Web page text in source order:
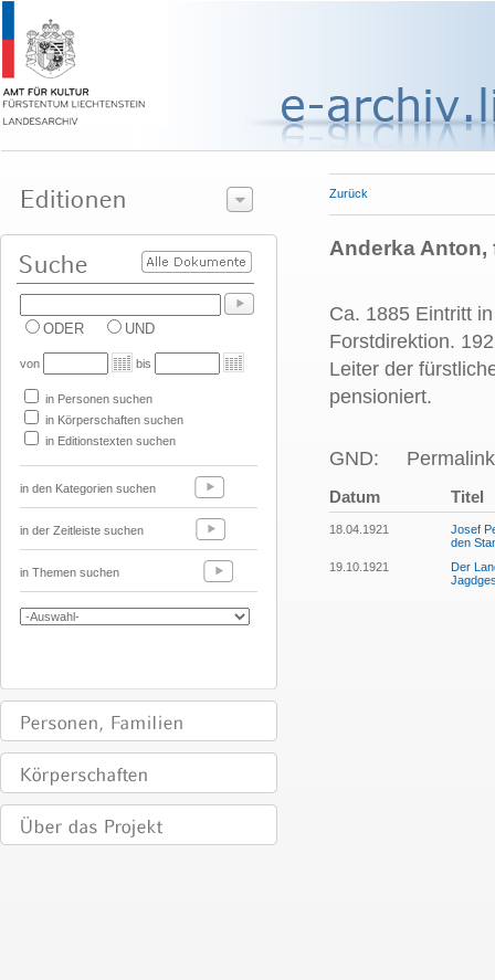
ODER UND
von bis
in Personen suchen
in Körperschaften suchen
in Editionstexten suchen
in den Kategorien suchen
in der Zeitleiste suchen
in Themen suchen
Zurück
Anderka Anton,
Ca. 1885 Eintritt
Forstdirektion.
Leiter der
pensioniert.
GND:
Datum Titel
18.04.1921
Josef
den
19.10.1921
Der